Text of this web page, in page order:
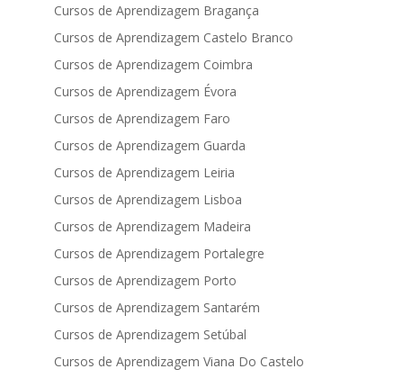
Cursos de Aprendizagem Bragança
Cursos de Aprendizagem Castelo Branco
Cursos de Aprendizagem Coimbra
Cursos de Aprendizagem Évora
Cursos de Aprendizagem Faro
Cursos de Aprendizagem Guarda
Cursos de Aprendizagem Leiria
Cursos de Aprendizagem Lisboa
Cursos de Aprendizagem Madeira
Cursos de Aprendizagem Portalegre
Cursos de Aprendizagem Porto
Cursos de Aprendizagem Santarém
Cursos de Aprendizagem Setúbal
Cursos de Aprendizagem Viana Do Castelo